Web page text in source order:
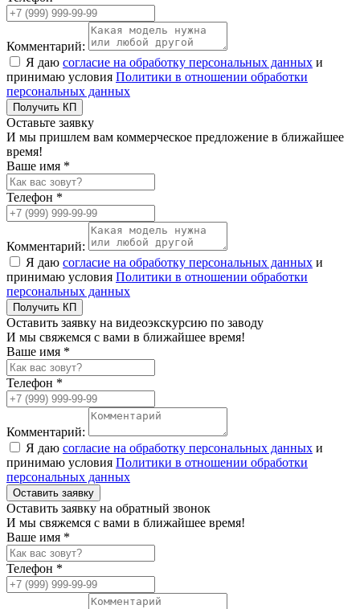
Комментарий:
Я даю согласие на обработку персональных данных и
принимаю условия Политики в отношении обработки
персональных данных
Получить КП
Оставьте заявку
И мы пришлем вам коммерческое предложение в ближайшее
время!
Ваше имя *
Телефон *
Комментарий:
Я даю согласие на обработку персональных данных и
принимаю условия Политики в отношении обработки
персональных данных
Получить КП
Оставить заявку на видеоэкскурсию по заводу
И мы свяжемся с вами в ближайшее время!
Ваше имя *
Телефон *
Комментарий:
Я даю согласие на обработку персональных данных и
принимаю условия Политики в отношении обработки
персональных данных
Оставить заявку
Оставить заявку на обратный звонок
И мы свяжемся с вами в ближайшее время!
Ваше имя *
Телефон *